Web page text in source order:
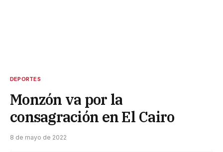
DEPORTES
Monzón va por la
consagración en El Cairo
8 de mayo de 2022